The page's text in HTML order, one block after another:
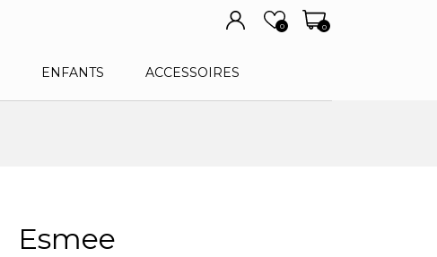
0 0
ENFANTS ACCESSOIRES
Esmee